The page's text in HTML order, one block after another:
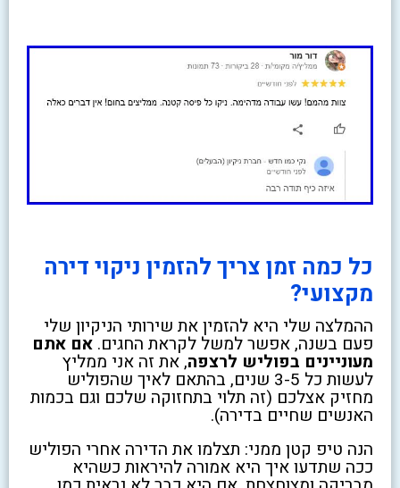
כל כמה זמן צריך להזמין ניקוי דירה
מקצועי?
ההמלצה שלי היא להזמין את שירותי הניקיון שלי
פעם בשנה, אפשר למשל לקראת החגים.אם אתם
מעוניינים בפוליש לרצפה, את זה אני ממליץ
לעשות כל 3-5 שנים, בהתאם לאיך שהפוליש
מחזיק אצלכם (זה תלוי בתחזוקה שלכם וגם בכמות
האנשים שחיים בדירה).
הנה טיפ קטן ממני: תצלמו את הדירה אחרי הפוליש
ככה שתדעו איך היא אמורה להיראות כשהיא